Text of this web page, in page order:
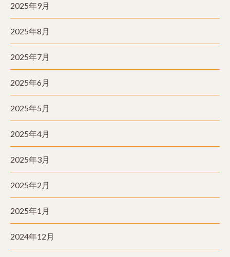
2025年9月
2025年8月
2025年7月
2025年6月
2025年5月
2025年4月
2025年3月
2025年2月
2025年1月
2024年12月